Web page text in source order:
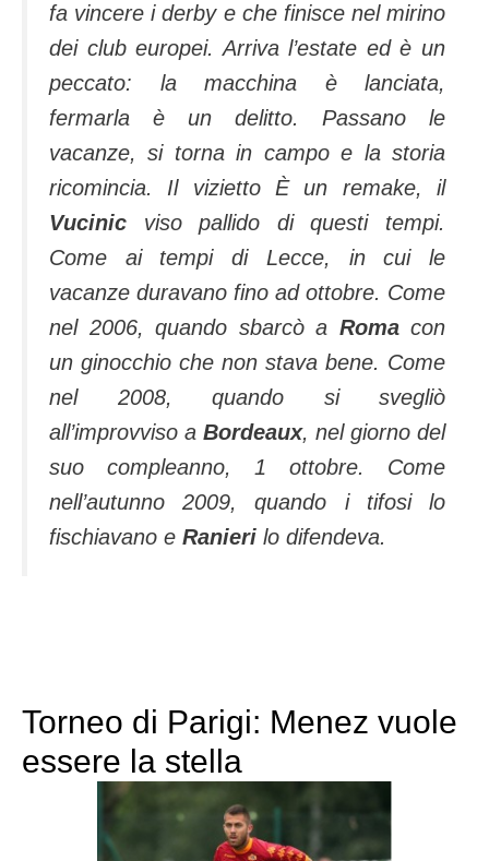
fa vincere i derby e che finisce nel mirino
dei club europei. Arriva l’estate ed è un
peccato: la macchina è lanciata,
fermarla è un delitto. Passano le
vacanze, si torna in campo e la storia
ricomincia. Il vizietto È un remake, il
Vucinic viso pallido di questi tempi.
Come ai tempi di Lecce, in cui le
vacanze duravano fino ad ottobre. Come
nel 2006, quando sbarcò a Roma con
un ginocchio che non stava bene. Come
nel 2008, quando si svegliò
all’improvviso a Bordeaux, nel giorno del
suo compleanno, 1 ottobre. Come
nell’autunno 2009, quando i tifosi lo
fischiavano e Ranieri lo difendeva.
Torneo di Parigi: Menez vuole
essere la stella